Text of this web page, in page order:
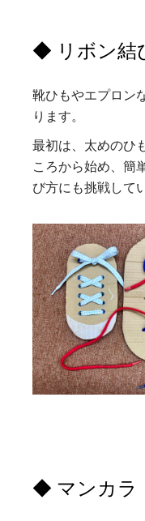
◆ リボン結
靴ひもやエプロン
ります。
最初は、太めのひ
ころから始め、簡
び方にも挑戦して
◆ マンカラ